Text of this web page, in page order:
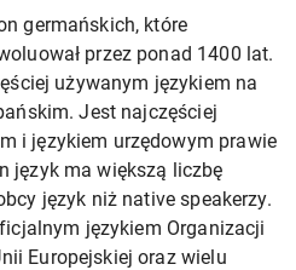
germańskich, które
przez ponad 1400 lat.
używanym językiem na
Jest najczęściej
i językiem urzędowym prawie
język ma większą liczbę
język niż native speakerzy.
językiem Organizacji
Europejskiej oraz wielu